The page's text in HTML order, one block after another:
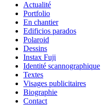
Actualité
Portfolio
En chantier
Edificios parados
Polaroid
Dessins
Instax Fuji
Identité scannographique
Textes
Visages publicitaires
Biographie
Contact